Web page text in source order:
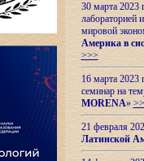
30 марта 2023
лабораторией
мировой
Америка в
>>>
16 марта 2023
семинар на
MORENA»
21 февраля
Латинской